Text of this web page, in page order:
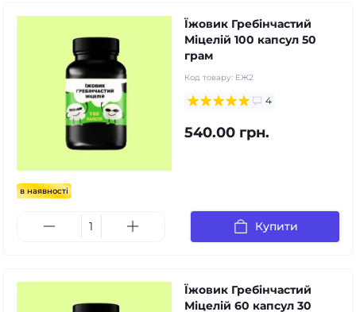
в наявності
Їжовик Гребінчастий
Міцелій 100 капсул 50
грам
Код товару: ЕЖ2
4
540.00 грн.
Купити
Їжовик Гребінчастий
Міцелій 60 капсул 30